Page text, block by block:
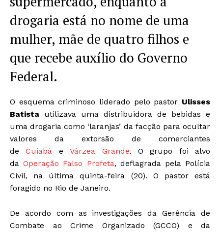
drogaria está no nome de uma
mulher, mãe de quatro filhos e
que recebe auxílio do Governo
Federal.
O esquema criminoso liderado pelo pastor Ulisses
Batista utilizava uma distribuidora de bebidas e
uma drogaria como ‘laranjas’ da facção para ocultar
valores da extorsão de comerciantes
deCuiabá eVárzea Grande. O grupo foi alvo
daOperação Falso Profeta, deflagrada pela Polícia
Civil, na última quinta-feira (20). O pastor está
foragido no Rio de Janeiro.
De acordo com as investigações da Gerência de
Combate ao Crime Organizado (GCCO) e da